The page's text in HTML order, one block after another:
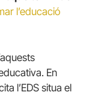
l’educació
En
l’EDS situa el